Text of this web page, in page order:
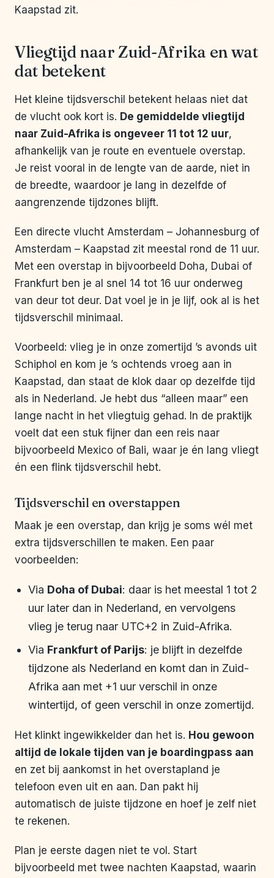
Kaapstad zit.
Vliegtijd naar Zuid-Afrika en wat
dat betekent
Het kleine tijdsverschil betekent helaas niet dat
de vlucht ook kort is. De gemiddelde vliegtijd
naar Zuid-Afrika is ongeveer 11 tot 12 uur,
afhankelijk van je route en eventuele overstap.
Je reist vooral in de lengte van de aarde, niet in
de breedte, waardoor je lang in dezelfde of
aangrenzende tijdzones blijft.
Een directe vlucht Amsterdam – Johannesburg of
Amsterdam – Kaapstad zit meestal rond de 11 uur.
Met een overstap in bijvoorbeeld Doha, Dubai of
Frankfurt ben je al snel 14 tot 16 uur onderweg
van deur tot deur. Dat voel je in je lijf, ook al is het
tijdsverschil minimaal.
Voorbeeld: vlieg je in onze zomertijd ’s avonds uit
Schiphol en kom je ’s ochtends vroeg aan in
Kaapstad, dan staat de klok daar op dezelfde tijd
als in Nederland. Je hebt dus “alleen maar” een
lange nacht in het vliegtuig gehad. In de praktijk
voelt dat een stuk fijner dan een reis naar
bijvoorbeeld Mexico of Bali, waar je én lang vliegt
én een flink tijdsverschil hebt.
Tijdsverschil en overstappen
Maak je een overstap, dan krijg je soms wél met
extra tijdsverschillen te maken. Een paar
voorbeelden:
Via Doha of Dubai: daar is het meestal 1 tot 2
uur later dan in Nederland, en vervolgens
vlieg je terug naar UTC+2 in Zuid-Afrika.
Via Frankfurt of Parijs: je blijft in dezelfde
tijdzone als Nederland en komt dan in Zuid-
Afrika aan met +1 uur verschil in onze
wintertijd, of geen verschil in onze zomertijd.
Het klinkt ingewikkelder dan het is. Hou gewoon
altijd de lokale tijden van je boardingpass aan
en zet bij aankomst in het overstapland je
telefoon even uit en aan. Dan pakt hij
automatisch de juiste tijdzone en hoef je zelf niet
te rekenen.
Plan je eerste dagen niet te vol. Start
bijvoorbeeld met twee nachten Kaapstad, waarin